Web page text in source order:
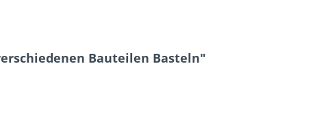
Bauteilen Basteln"